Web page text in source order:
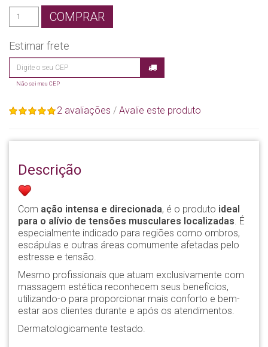
COMPRAR
Estimar frete
Não sei meu CEP
2 avaliações / Avalie este produto
Descrição
Com ação intensa e direcionada, é o produto ideal
para o alívio de tensões musculares localizadas. É
especialmente indicado para regiões como ombros,
escápulas e outras áreas comumente afetadas pelo
estresse e tensão.
Mesmo profissionais que atuam exclusivamente com
massagem estética reconhecem seus benefícios,
utilizando-o para proporcionar mais conforto e bem-
estar aos clientes durante e após os atendimentos.
Dermatologicamente testado.